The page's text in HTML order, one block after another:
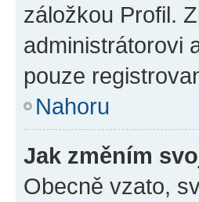
záložkou Profil.
administrátorovi
pouze
Nahoru
Jak změním
Obecně vzato,